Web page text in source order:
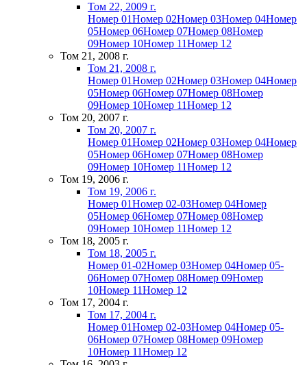
Том 22, 2009 г.
Номер 01Номер 02Номер 03Номер 04Номер
05Номер 06Номер 07Номер 08Номер
09Номер 10Номер 11Номер 12
Том 21, 2008 г.
Том 21, 2008 г.
Номер 01Номер 02Номер 03Номер 04Номер
05Номер 06Номер 07Номер 08Номер
09Номер 10Номер 11Номер 12
Том 20, 2007 г.
Том 20, 2007 г.
Номер 01Номер 02Номер 03Номер 04Номер
05Номер 06Номер 07Номер 08Номер
09Номер 10Номер 11Номер 12
Том 19, 2006 г.
Том 19, 2006 г.
Номер 01Номер 02-03Номер 04Номер
05Номер 06Номер 07Номер 08Номер
09Номер 10Номер 11Номер 12
Том 18, 2005 г.
Том 18, 2005 г.
Номер 01-02Номер 03Номер 04Номер 05-
06Номер 07Номер 08Номер 09Номер
10Номер 11Номер 12
Том 17, 2004 г.
Том 17, 2004 г.
Номер 01Номер 02-03Номер 04Номер 05-
06Номер 07Номер 08Номер 09Номер
10Номер 11Номер 12